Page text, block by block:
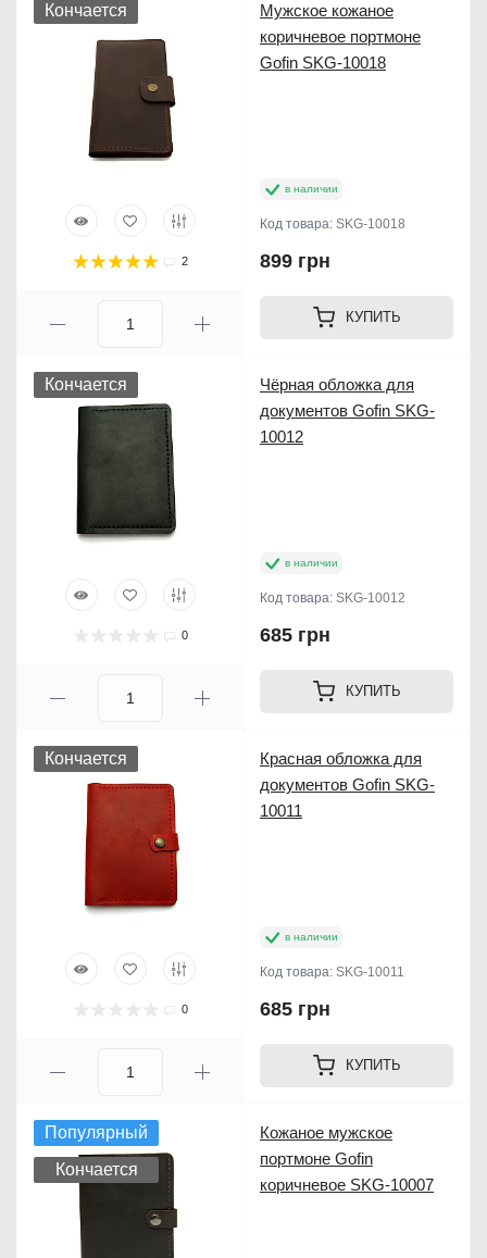
Кончается
2
Мужское кожаное
коричневое портмоне
Gofin SKG-10018
в наличии
Код товара: SKG-10018
899 грн
КУПИТЬ
Кончается
0
Чёрная обложка для
документов Gofin SKG-
10012
в наличии
Код товара: SKG-10012
685 грн
КУПИТЬ
Кончается
0
Красная обложка для
документов Gofin SKG-
10011
в наличии
Код товара: SKG-10011
685 грн
КУПИТЬ
Популярный
Кончается
Кожаное мужское
портмоне Gofin
коричневое SKG-10007